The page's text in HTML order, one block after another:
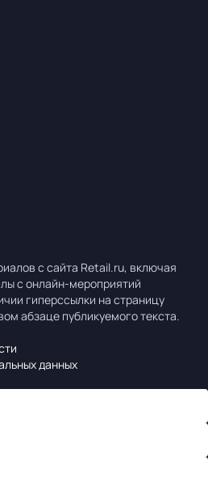
с сайта Retail.ru, включая
с онлайн-мероприятий
гиперссылки на страницу
абзаце публикуемого текста.
данных